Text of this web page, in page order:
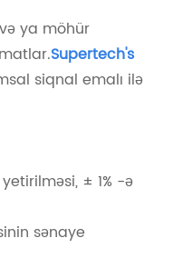
ya möhür
Supertech's
siqnal emalı ilə
± 1% -ə
sənaye